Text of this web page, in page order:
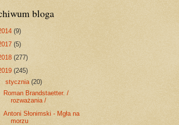
bloga
(9)
(5)
(277)
(245)
stycznia(20)
Roman Brandstaetter. /
rozważania /
Antoni Słonimski - Mgła na
morzu